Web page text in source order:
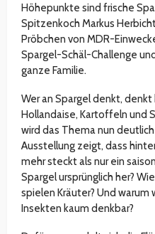
Höhepunkte sind frische
Spitzenkoch Markus
Pröbchen von MDR-
Spargel-Schäl-Challenge
ganze Familie.
Wer an Spargel denkt,
Hollandaise, Kartoffeln und
wird das Thema nun
Ausstellung zeigt, dass
mehr steckt als nur ein
Spargel ursprünglich her?
spielen Kräuter? Und
Insekten kaum denkbar?